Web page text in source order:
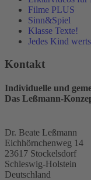
Filme PLUS
Sinn&Spiel
Klasse Texte!
Jedes Kind
Kontakt
Individuelle und
Das Leßmann-
Dr. Beate Leßmann
Eichhörnchenweg 14
23617 Stockelsdorf
Schleswig-Holstein
Deutschland